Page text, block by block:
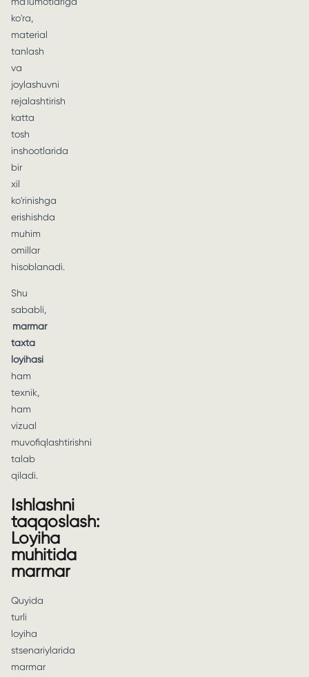
ko'ra,
material
tanlash
va
joylashuvni
rejalashtirish
katta
tosh
inshootlarida
bir
xil
ko'rinishga
erishishda
muhim
omillar
hisoblanadi.
Shu
sababli,
marmar
taxta
loyihasi
ham
texnik,
ham
vizual
muvofiqlashtirishni
talab
qiladi.
Ishlashni
taqqoslash:
Loyiha
muhitida
marmar
Quyida
turli
loyiha
stsenariylarida
marmar